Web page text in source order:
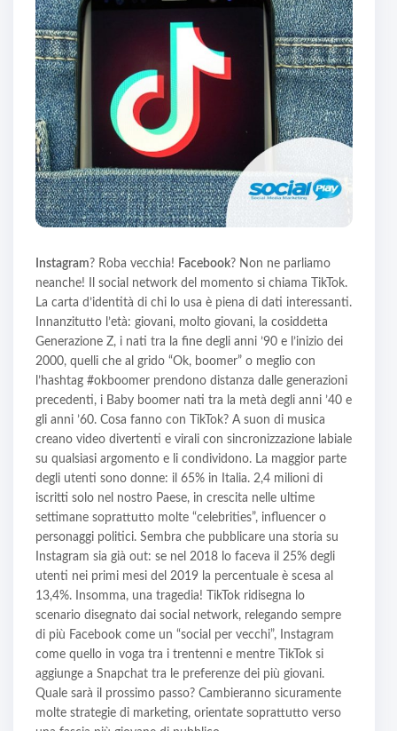
Instagram ? Roba vecchia! Facebook? Non ne parliamo
neanche! Il social network del momento si chiama TikTok.
La carta d’identità di chi lo usa è piena di dati interessanti.
Innanzitutto l’età: giovani, molto giovani, la cosiddetta
Generazione Z, i nati tra la fine degli anni ’90 e l’inizio dei
2000, quelli che al grido “Ok, boomer” o meglio con
l’hashtag #okboomer prendono distanza dalle generazioni
precedenti, i Baby boomer nati tra la metà degli anni ’40 e
gli anni ’60. Cosa fanno con TikTok? A suon di musica
creano video divertenti e virali con sincronizzazione labiale
su qualsiasi argomento e li condividono. La maggior parte
degli utenti sono donne: il 65% in Italia. 2,4 milioni di
iscritti solo nel nostro Paese, in crescita nelle ultime
settimane soprattutto molte “celebrities”, influencer o
personaggi politici. Sembra che pubblicare una storia su
Instagram sia già out: se nel 2018 lo faceva il 25% degli
utenti nei primi mesi del 2019 la percentuale è scesa al
13,4%. Insomma, una tragedia! TikTok ridisegna lo
scenario disegnato dai social network, relegando sempre
di più Facebook come un “social per vecchi”, Instagram
come quello in voga tra i trentenni e mentre TikTok si
aggiunge a Snapchat tra le preferenze dei più giovani.
Quale sarà il prossimo passo? Cambieranno sicuramente
molte strategie di marketing, orientate soprattutto verso